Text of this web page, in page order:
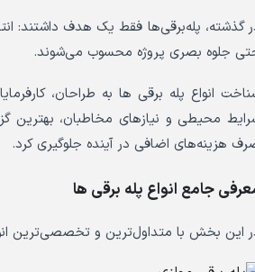
گذشته، پله‌برقی‌ها فقط یک هدف داشتند:
جلوه بصری پروژه محسوب می‌شوند.
انواع پله برقی ها به طراحان،
محیطی و نیازهای مخاطبان، بهترین
هزینه‌های اضافی در آینده جلوگیری کرد.
جامع انواع پله برقی ها
این بخش با متداول‌ترین و تخصصی‌ترین